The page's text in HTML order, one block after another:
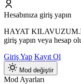
Hesabınıza giriş yapın
HAYAT
giriş yapın veya hesap
Giriş Yap Kayıt Ol
Mod değiştir
Mod Ayarları